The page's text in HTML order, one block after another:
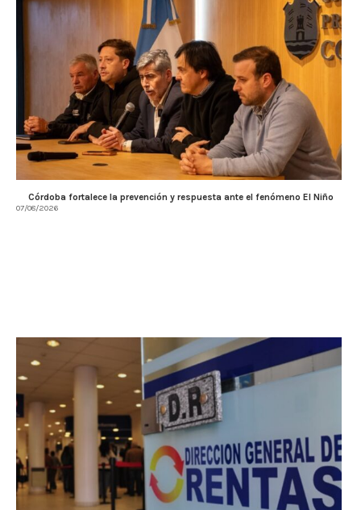
Córdoba fortalece la prevención y respuesta ante el fenómeno El Niño
07/08/2026